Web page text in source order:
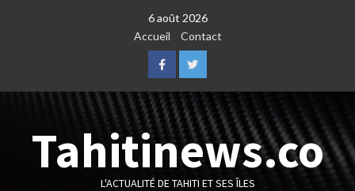
6 août 2026
Accueil
Contact
FacebookTwitter
Tahitinews.co
L'ACTUALITÉ DE TAHITI ET SES ÎLES